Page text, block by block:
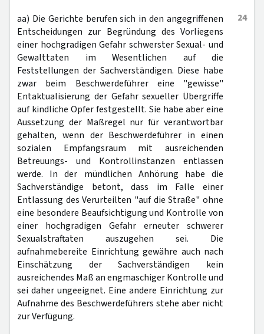
24
aa) Die Gerichte berufen sich in den angegriffenen
Entscheidungen zur Begründung des Vorliegens
einer hochgradigen Gefahr schwerster Sexual- und
Gewalttaten im Wesentlichen auf die
Feststellungen der Sachverständigen. Diese habe
zwar beim Beschwerdeführer eine "gewisse"
Entaktualisierung der Gefahr sexueller Übergriffe
auf kindliche Opfer festgestellt. Sie habe aber eine
Aussetzung der Maßregel nur für verantwortbar
gehalten, wenn der Beschwerdeführer in einen
sozialen Empfangsraum mit ausreichenden
Betreuungs- und Kontrollinstanzen entlassen
werde. In der mündlichen Anhörung habe die
Sachverständige betont, dass im Falle einer
Entlassung des Verurteilten "auf die Straße" ohne
eine besondere Beaufsichtigung und Kontrolle von
einer hochgradigen Gefahr erneuter schwerer
Sexualstraftaten auszugehen sei. Die
aufnahmebereite Einrichtung gewähre auch nach
Einschätzung der Sachverständigen kein
ausreichendes Maß an engmaschiger Kontrolle und
sei daher ungeeignet. Eine andere Einrichtung zur
Aufnahme des Beschwerdeführers stehe aber nicht
zur Verfügung.